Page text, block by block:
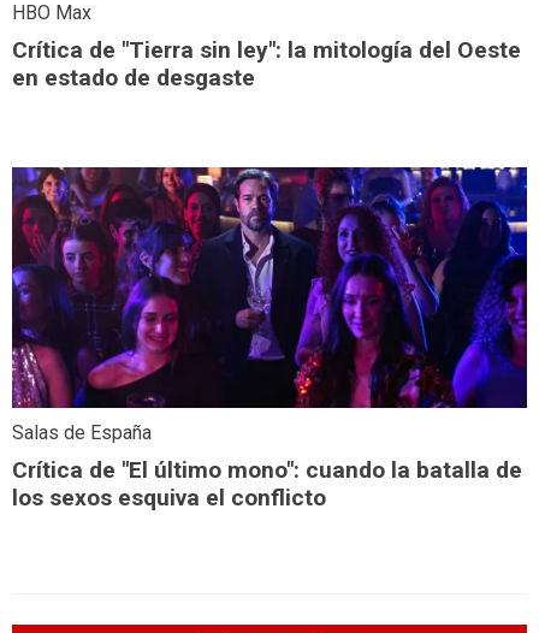
HBO Max
Crítica de "Tierra sin ley": la mitología del Oeste
en estado de desgaste
Salas de España
Crítica de "El último mono": cuando la batalla de
los sexos esquiva el conflicto